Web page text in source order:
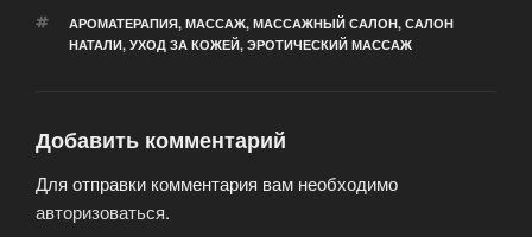
МЕТКИ
АРОМАТЕРАПИЯ, МАССАЖ, МАССАЖНЫЙ САЛОН, САЛОН
НАТАЛИ, УХОД ЗА КОЖЕЙ, ЭРОТИЧЕСКИЙ МАССАЖ
Добавить комментарий
Для отправки комментария вам необходимо
авторизоваться.